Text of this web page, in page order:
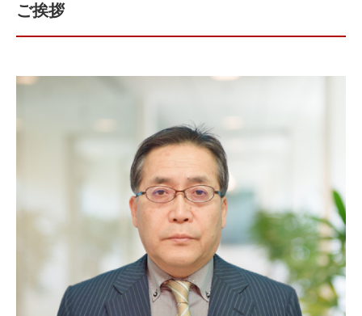
ご挨拶